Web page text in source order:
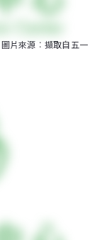
片來源︰擷取自五一